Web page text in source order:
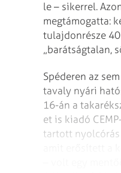
le – sikerrel.
megtámogatta:
tulajdonrésze
„barátságtalan,
Spéderen az
tavaly nyári
16-án a
et is kiadó
tartott nyolcórás